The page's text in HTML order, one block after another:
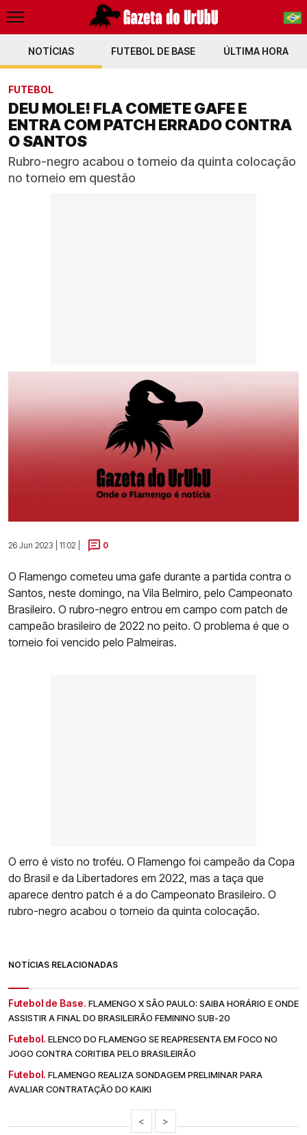
PT-BR
NOTÍCIAS FUTEBOL DE BASE ÚLTIMA HORA
FUTEBOL
DEU MOLE! FLA COMETE GAFE E
ENTRA COM PATCH ERRADO CONTRA
O SANTOS
Rubro-negro acabou o torneio da quinta colocação
no torneio em questão
26 Jun 2023 | 11:02 | 0
O Flamengo cometeu uma gafe durante a partida contra o
Santos, neste domingo, na Vila Belmiro, pelo Campeonato
Brasileiro. O rubro-negro entrou em campo com patch de
campeão brasileiro de 2022 no peito. O problema é que o
torneio foi vencido pelo Palmeiras.
O erro é visto no troféu. O Flamengo foi campeão da Copa
do Brasil e da Libertadores em 2022, mas a taça que
aparece dentro patch é a do Campeonato Brasileiro. O
rubro-negro acabou o torneio da quinta colocação.
NOTÍCIAS RELACIONADAS
Futebol de Base. FLAMENGO X SÃO PAULO: SAIBA HORÁRIO E ONDE
ASSISTIR A FINAL DO BRASILEIRÃO FEMININO SUB-20
Futebol. ELENCO DO FLAMENGO SE REAPRESENTA EM FOCO NO
JOGO CONTRA CORITIBA PELO BRASILEIRÃO
Futebol. FLAMENGO REALIZA SONDAGEM PRELIMINAR PARA
AVALIAR CONTRATAÇÃO DO KAIKI
< >